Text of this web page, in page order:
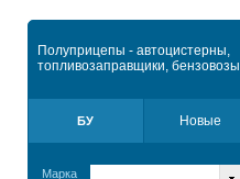
Полуприцепы - автоцистерны,
топливозаправщики, бензовозы
БУ Новые
Марка